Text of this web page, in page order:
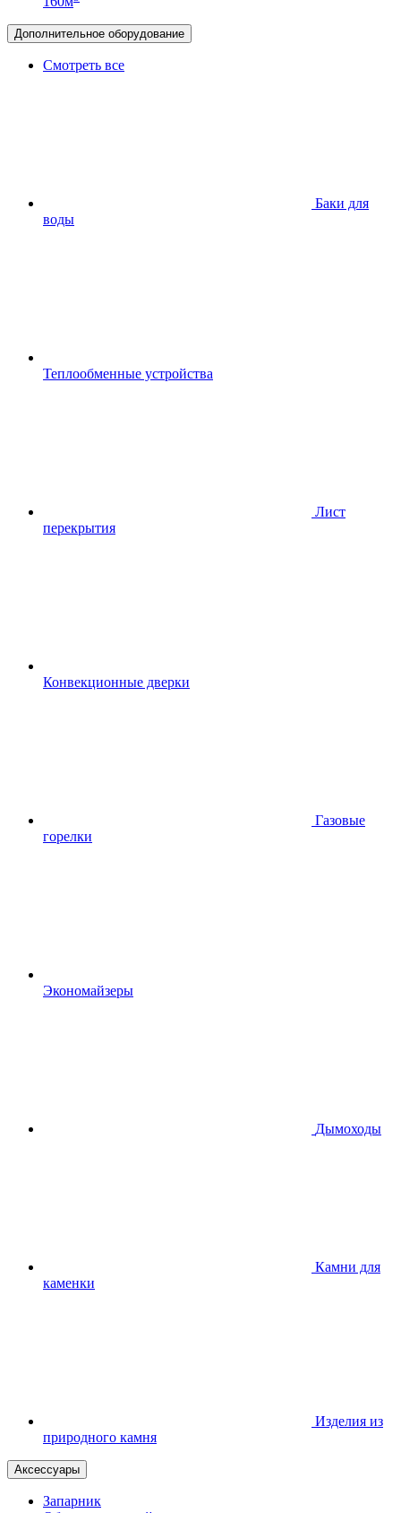
Дополнительное оборудование
Смотреть все
Баки для
воды
Теплообменные устройства
Лист
перекрытия
Конвекционные дверки
Газовые
горелки
Экономайзеры
Дымоходы
Камни для
каменки
Изделия из
природного камня
Аксессуары
Запарник